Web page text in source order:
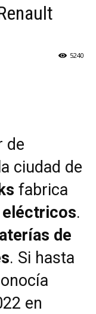
5240
de
ciudad de
fabrica
.
de
. Si hasta
en